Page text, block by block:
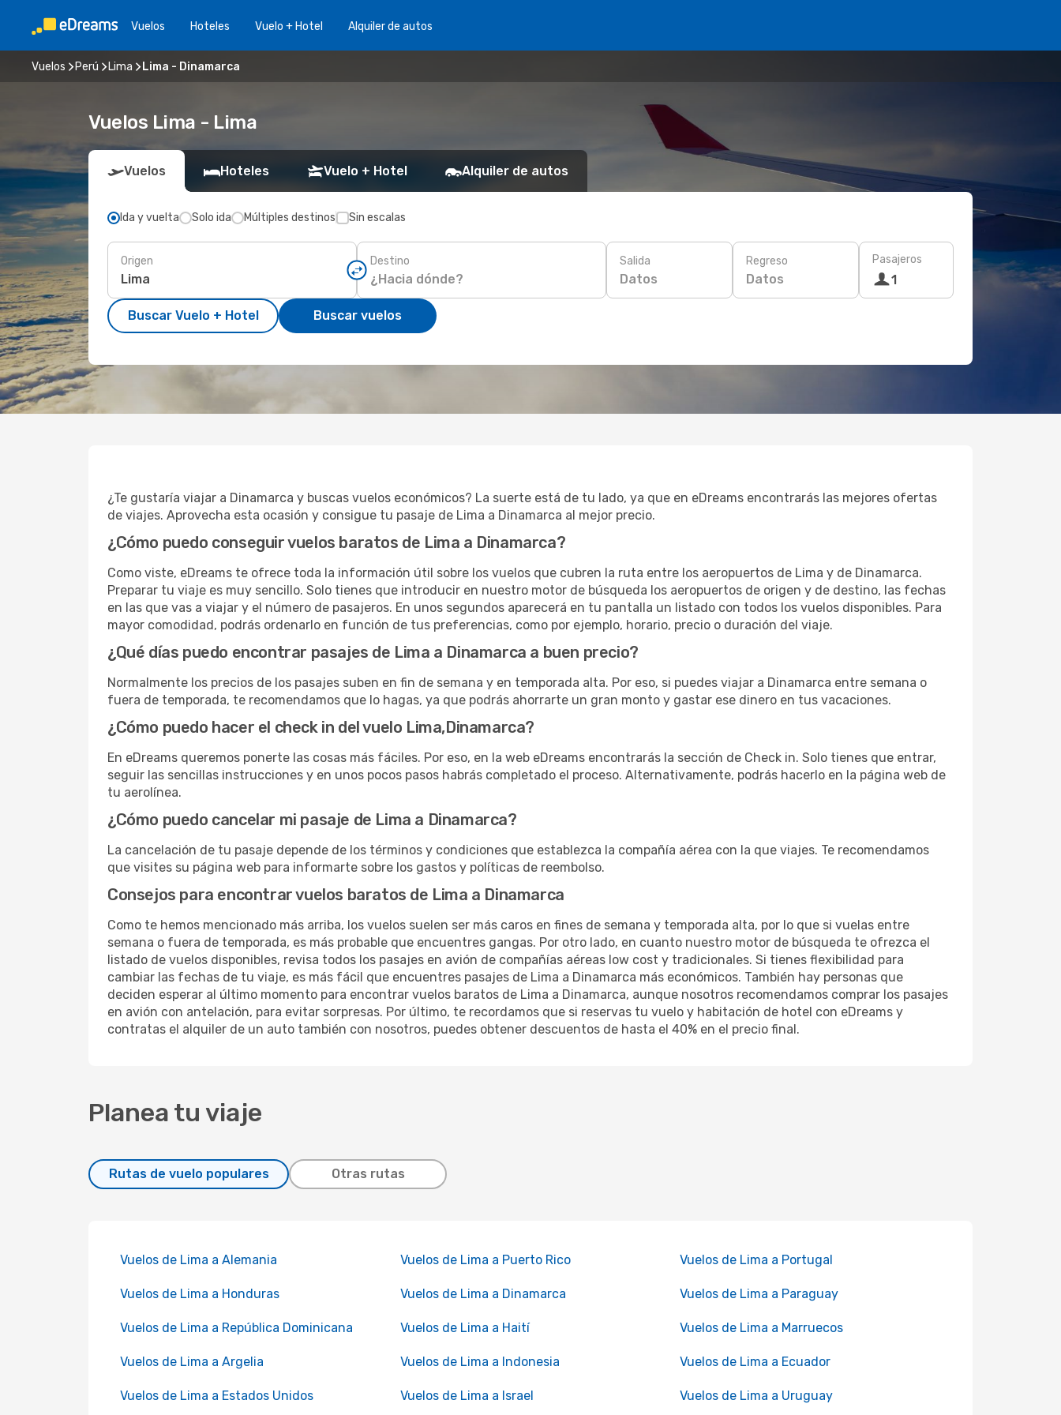
Vuelos Hoteles Vuelo + Hotel Alquiler de autos
Vuelos Perú Lima Lima - Dinamarca
Vuelos Lima - Lima
Vuelos Hoteles Vuelo + Hotel Alquiler de autos
Ida y vuelta Solo ida Múltiples destinos Sin escalas
Origen Destino Salida
Datos
Regreso
Datos
Pasajeros
1
Buscar Vuelo + Hotel Buscar vuelos
¿Te gustaría viajar a Dinamarca y buscas vuelos económicos? La suerte está de tu lado, ya que en eDreams encontrarás las mejores ofertas
de viajes. Aprovecha esta ocasión y consigue tu pasaje de Lima a Dinamarca al mejor precio.
¿Cómo puedo conseguir vuelos baratos de Lima a Dinamarca?
Como viste, eDreams te ofrece toda la información útil sobre los vuelos que cubren la ruta entre los aeropuertos de Lima y de Dinamarca.
Preparar tu viaje es muy sencillo. Solo tienes que introducir en nuestro motor de búsqueda los aeropuertos de origen y de destino, las fechas
en las que vas a viajar y el número de pasajeros. En unos segundos aparecerá en tu pantalla un listado con todos los vuelos disponibles. Para
mayor comodidad, podrás ordenarlo en función de tus preferencias, como por ejemplo, horario, precio o duración del viaje.
¿Qué días puedo encontrar pasajes de Lima a Dinamarca a buen precio?
Normalmente los precios de los pasajes suben en fin de semana y en temporada alta. Por eso, si puedes viajar a Dinamarca entre semana o
fuera de temporada, te recomendamos que lo hagas, ya que podrás ahorrarte un gran monto y gastar ese dinero en tus vacaciones.
¿Cómo puedo hacer el check in del vuelo Lima,Dinamarca?
En eDreams queremos ponerte las cosas más fáciles. Por eso, en la web eDreams encontrarás la sección de Check in. Solo tienes que entrar,
seguir las sencillas instrucciones y en unos pocos pasos habrás completado el proceso. Alternativamente, podrás hacerlo en la página web de
tu aerolínea.
¿Cómo puedo cancelar mi pasaje de Lima a Dinamarca?
La cancelación de tu pasaje depende de los términos y condiciones que establezca la compañía aérea con la que viajes. Te recomendamos
que visites su página web para informarte sobre los gastos y políticas de reembolso.
Consejos para encontrar vuelos baratos de Lima a Dinamarca
Como te hemos mencionado más arriba, los vuelos suelen ser más caros en fines de semana y temporada alta, por lo que si vuelas entre
semana o fuera de temporada, es más probable que encuentres gangas. Por otro lado, en cuanto nuestro motor de búsqueda te ofrezca el
listado de vuelos disponibles, revisa todos los pasajes en avión de compañías aéreas low cost y tradicionales. Si tienes flexibilidad para
cambiar las fechas de tu viaje, es más fácil que encuentres pasajes de Lima a Dinamarca más económicos. También hay personas que
deciden esperar al último momento para encontrar vuelos baratos de Lima a Dinamarca, aunque nosotros recomendamos comprar los pasajes
en avión con antelación, para evitar sorpresas. Por último, te recordamos que si reservas tu vuelo y habitación de hotel con eDreams y
contratas el alquiler de un auto también con nosotros, puedes obtener descuentos de hasta el 40% en el precio final.
Planea tu viaje
Rutas de vuelo populares Otras rutas
Vuelos de Lima a Alemania Vuelos de Lima a Puerto Rico Vuelos de Lima a Portugal
Vuelos de Lima a Honduras Vuelos de Lima a Dinamarca Vuelos de Lima a Paraguay
Vuelos de Lima a República Dominicana Vuelos de Lima a Haití Vuelos de Lima a Marruecos
Vuelos de Lima a Argelia Vuelos de Lima a Indonesia Vuelos de Lima a Ecuador
Vuelos de Lima a Estados Unidos Vuelos de Lima a Israel Vuelos de Lima a Uruguay